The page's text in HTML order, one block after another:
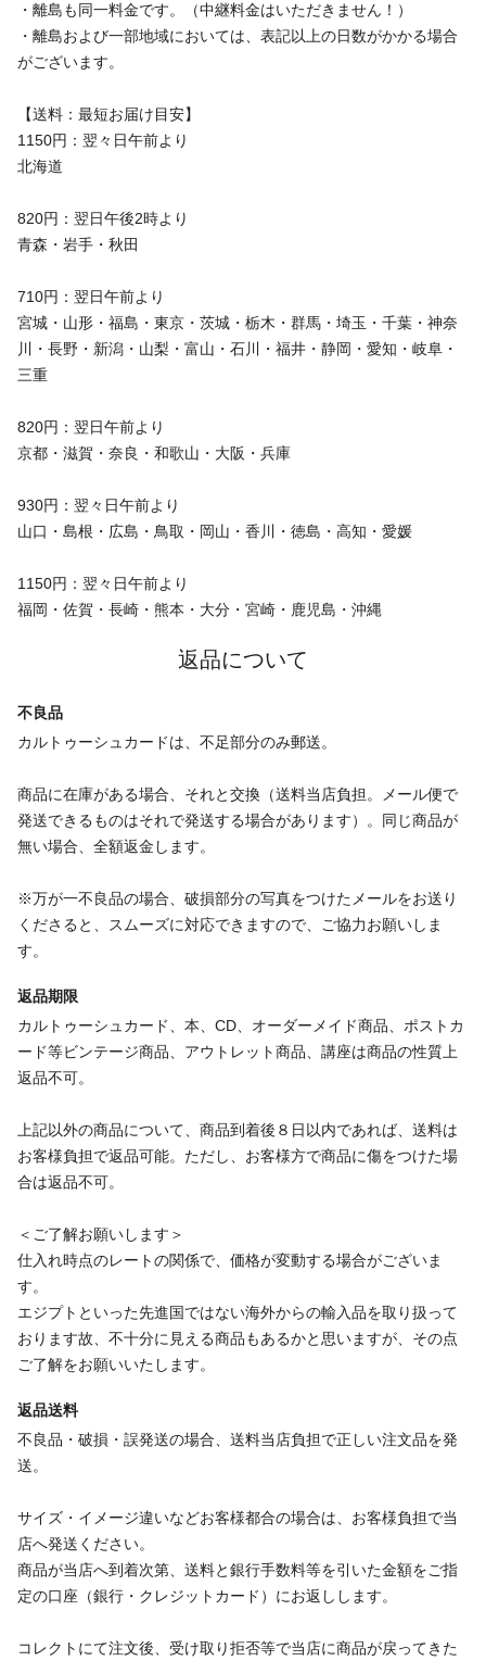
・離島も同一料金です。（中継料金はいただきません！）
・離島および一部地域においては、表記以上の日数がかかる場合
がございます。
【送料：最短お届け目安】
1150円：翌々日午前より
北海道
820円：翌日午後2時より
青森・岩手・秋田
710円：翌日午前より
宮城・山形・福島・東京・茨城・栃木・群馬・埼玉・千葉・神奈
川・長野・新潟・山梨・富山・石川・福井・静岡・愛知・岐阜・
三重
820円：翌日午前より
京都・滋賀・奈良・和歌山・大阪・兵庫
930円：翌々日午前より
山口・島根・広島・鳥取・岡山・香川・徳島・高知・愛媛
1150円：翌々日午前より
福岡・佐賀・長崎・熊本・大分・宮崎・鹿児島・沖縄
返品について
不良品
カルトゥーシュカードは、不足部分のみ郵送。
商品に在庫がある場合、それと交換（送料当店負担。メール便で
発送できるものはそれで発送する場合があります）。同じ商品が
無い場合、全額返金します。
※万が一不良品の場合、破損部分の写真をつけたメールをお送り
くださると、スムーズに対応できますので、ご協力お願いしま
す。
返品期限
カルトゥーシュカード、本、CD、オーダーメイド商品、ポストカ
ード等ビンテージ商品、アウトレット商品、講座は商品の性質上
返品不可。
上記以外の商品について、商品到着後８日以内であれば、送料は
お客様負担で返品可能。ただし、お客様方で商品に傷をつけた場
合は返品不可。
＜ご了解お願いします＞
仕入れ時点のレートの関係で、価格が変動する場合がございま
す。
エジプトといった先進国ではない海外からの輸入品を取り扱って
おります故、不十分に見える商品もあるかと思いますが、その点
ご了解をお願いいたします。
返品送料
不良品・破損・誤発送の場合、送料当店負担で正しい注文品を発
送。
サイズ・イメージ違いなどお客様都合の場合は、お客様負担で当
店へ発送ください。
商品が当店へ到着次第、送料と銀行手数料等を引いた金額をご指
定の口座（銀行・クレジットカード）にお返しします。
コレクトにて注文後、受け取り拒否等で当店に商品が戻ってきた